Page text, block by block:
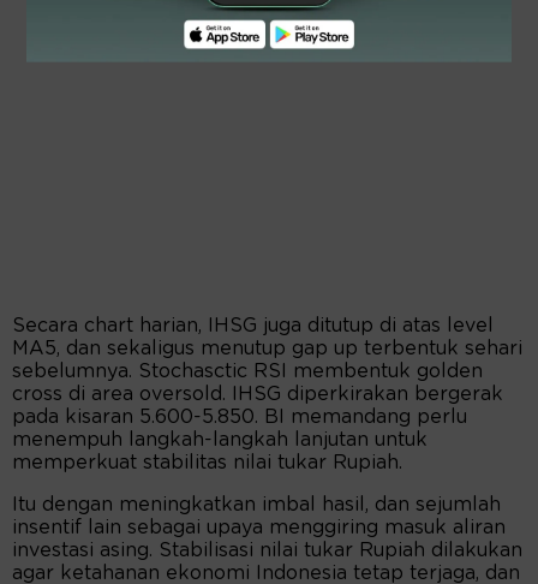
Secara chart harian, IHSG juga ditutup di atas level
MA5, dan sekaligus menutup gap up terbentuk sehari
sebelumnya. Stochasctic RSI membentuk golden
cross di area oversold. IHSG diperkirakan bergerak
pada kisaran 5.600-5.850. BI memandang perlu
menempuh langkah-langkah lanjutan untuk
memperkuat stabilitas nilai tukar Rupiah.
Itu dengan meningkatkan imbal hasil, dan sejumlah
insentif lain sebagai upaya menggiring masuk aliran
investasi asing. Stabilisasi nilai tukar Rupiah dilakukan
agar ketahanan ekonomi Indonesia tetap terjaga, dan